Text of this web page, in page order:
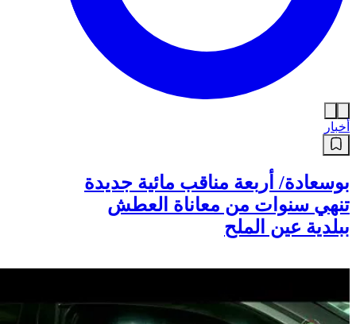
أخبار
بوسعادة/ أربعة مناقب مائية جديدة
تنهي سنوات من معاناة العطش
ببلدية عين الملح